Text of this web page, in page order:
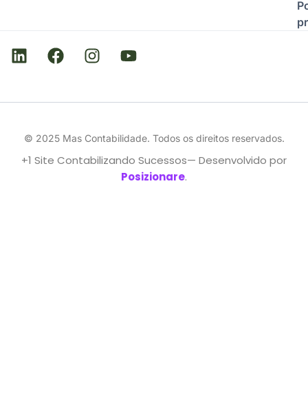
© 2025 Mas Contabilidade. Todos os direitos reservados.
+1 Site Contabilizando Sucessos— Desenvolvido por
Posizionare.